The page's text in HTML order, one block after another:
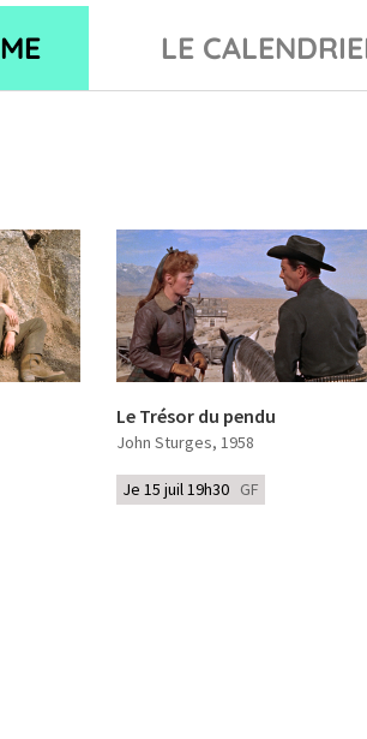
LE
Le Trésor du pendu
John Sturges, 1958
Je 15 juil 19h30 GF